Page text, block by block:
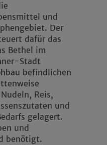
und
Der
dafür das
Bethel im
Stadt
befindlichen
Reis,
und
gelagert.
und
benötigt.